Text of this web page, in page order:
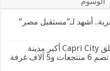
أشهد لـ”مستقبل مصر”
مجموعة بيك الباتروس للفنادق تطلق Capri City أكبر مدينة
غرفة